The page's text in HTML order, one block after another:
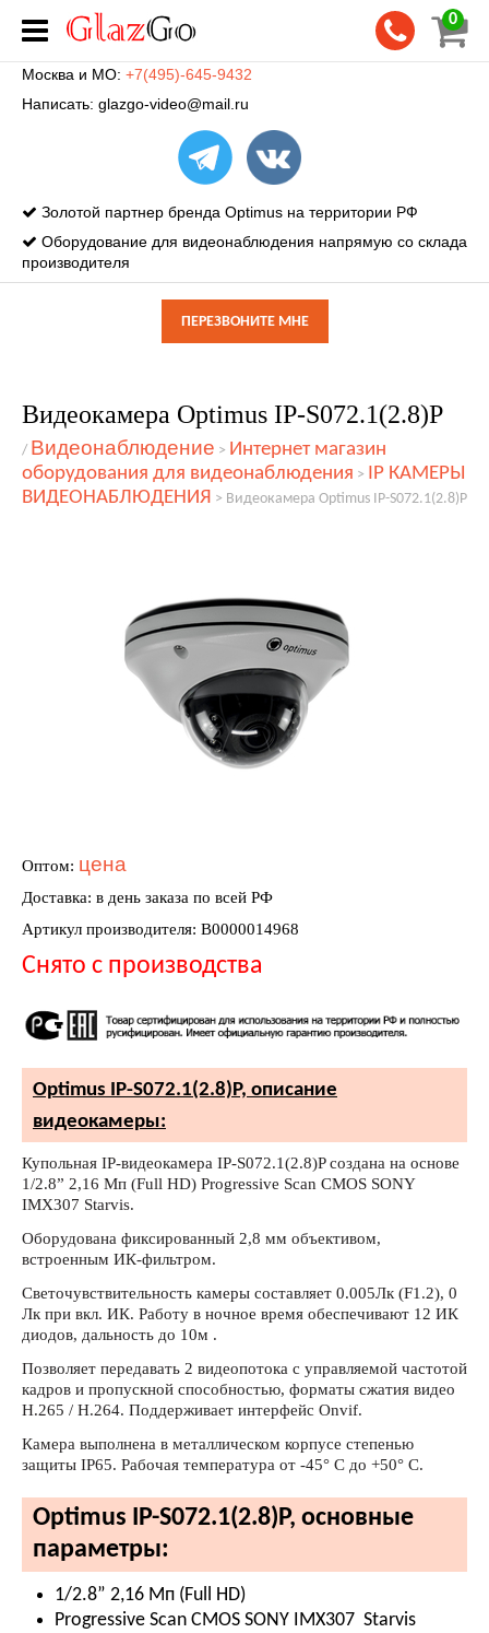
0
Москва и МО: +7(495)-645-9432
Написать: glazgo-video@mail.ru
Золотой партнер бренда Optimus на территории РФ
Оборудование для видеонаблюдения напрямую со склада
производителя
ПЕРЕЗВОНИТЕ МНЕ
Видеокамера Optimus IP-S072.1(2.8)P
/ Видеонаблюдение > Интернет магазин
оборудования для видеонаблюдения > IP КАМЕРЫ
ВИДЕОНАБЛЮДЕНИЯ > Видеокамера Optimus IP-S072.1(2.8)P
Оптом: цена
Доставка: в день заказа по всей РФ
Артикул производителя: В0000014968
Снято с производства
Optimus IP-S072.1(2.8)P, описание
видеокамеры:
Купольная IP-видеокамера IP-S072.1(2.8)P создана на основе
1/2.8” 2,16 Мп (Full HD) Progressive Scan CMOS SONY
IMX307 Starvis.
Оборудована фиксированный 2,8 мм объективом,
встроенным ИК-фильтром.
Светочувствительность камеры составляет 0.005Лк (F1.2), 0
Лк при вкл. ИК. Работу в ночное время обеспечивают 12 ИК
диодов, дальность до 10м .
Позволяет передавать 2 видеопотока с управляемой частотой
кадров и пропускной способностью, форматы сжатия видео
H.265 / H.264. Поддерживает интерфейс Onvif.
Камера выполнена в металлическом корпусе степенью
защиты IP65. Рабочая температура от -45° С до +50° С.
Optimus IP-S072.1(2.8)P, основные
параметры:
1/2.8” 2,16 Мп (Full HD)
Progressive Scan CMOS SONY IMX307 Starvis